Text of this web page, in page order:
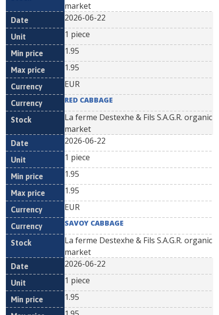
market
2026-06-22
1 piece
1.95
1.95
EUR
RED CABBAGE
La ferme Destexhe & Fils S.A.G.R. organic
market
2026-06-22
1 piece
1.95
1.95
EUR
SAVOY CABBAGE
La ferme Destexhe & Fils S.A.G.R. organic
market
2026-06-22
1 piece
1.95